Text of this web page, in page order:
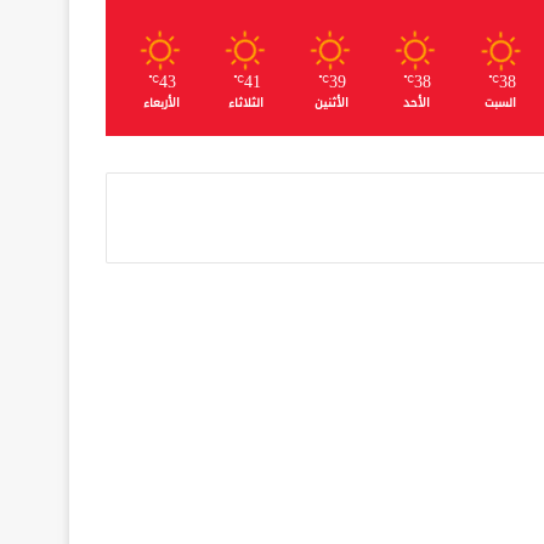
38
℃
السبت
38
℃
الأحد
39
℃
الأثنين
41
℃
الثلاثاء
43
℃
الأربعاء